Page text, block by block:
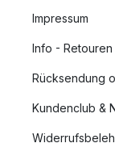
Impressum
Info - Retouren
Rücksendung
Kundenclub &